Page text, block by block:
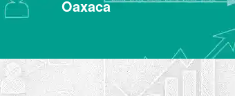
Oaxaca